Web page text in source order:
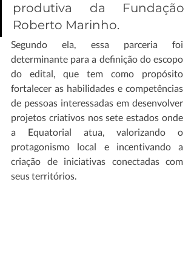
produtiva da Fundação
Roberto Marinho.
Segundo ela, essa parceria foi
determinante para a definição do escopo
do edital, que tem como propósito
fortalecer as habilidades e competências
de pessoas interessadas em desenvolver
projetos criativos nos sete estados onde
a Equatorial atua, valorizando o
protagonismo local e incentivando a
criação de iniciativas conectadas com
seus territórios.